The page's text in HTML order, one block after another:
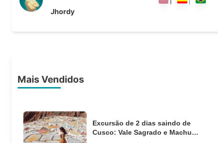
Jhordy
Mais Vendidos
Excursão de 2 dias saindo de
Cusco: Vale Sagrado e Machu